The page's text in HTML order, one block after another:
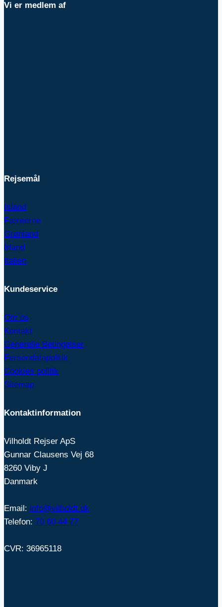
Vi er medlem af
Rejsemål
Island
Færøerne
Grønland
Irland
Italien
Kundeservice
Om os
Kontakt
Generelle Betingelser
Persondatapolitik
Cookies politik
Sitemap
Kontaktinformation
Vilholdt Rejser ApS
Gunnar Clausens Vej 68
8260 Viby J
Danmark
Email: info@vilholdt.dk
Telefon: 70 60 44 77
CVR: 36965118